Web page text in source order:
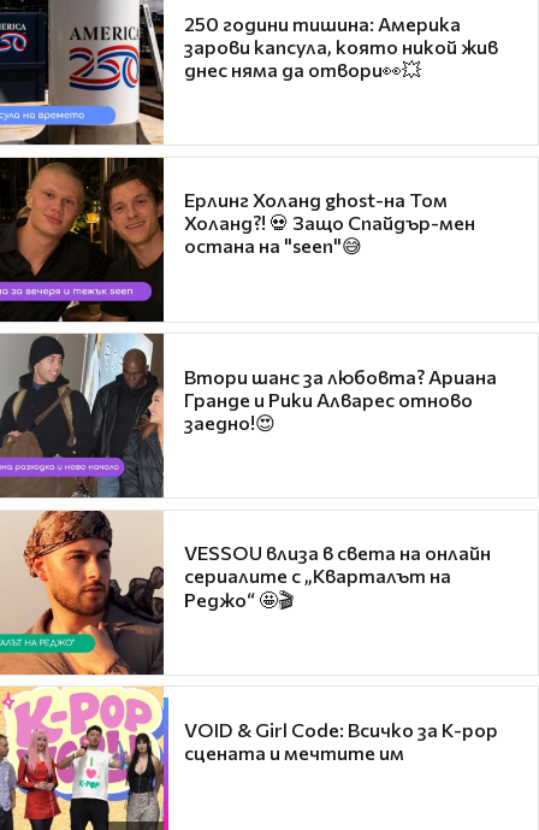
250 години тишина: Америка
зарови капсула, която никой жив
днес няма да отвори👀💥
Ерлинг Холанд ghost-на Том
Холанд?! 💀 Защо Спайдър-мен
остана на "seen"😅
Втори шанс за любовта? Ариана
Гранде и Рики Алварес отново
заедно!😍
VESSOU влиза в света на онлайн
сериалите с „Кварталът на
Реджо“ 🤩🎬
VOID & Girl Code: Всичко за K-pop
сцената и мечтите им